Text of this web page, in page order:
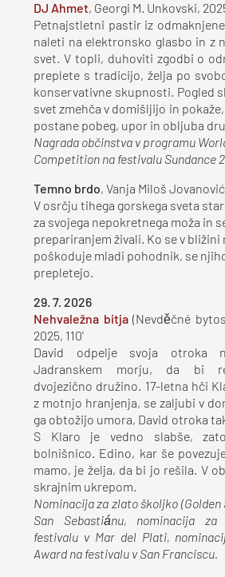
DJ Ahmet, Georgi M. Unkovski,
Petnajstletni pastir iz
naleti na elektronsko glasbo in z
svet. V topli, duhoviti zgodbi o
preplete s tradicijo, želja po
konservativne skupnosti. Pogled
svet zmehča v domišljijo in
postane pobeg, upor in obljuba
Nagrada občinstva v programu
Competition na festivalu Sundance
Temno brdo, Vanja Miloš
V osrčju tihega gorskega sveta
za svojega nepokretnega moža in
prepariranjem živali. Ko se v bližini
poškoduje mladi pohodnik, se
prepletejo.
29. 7. 2026
Nehvaležna bitja (Nevděčné
2025, 110'
David odpelje svoja otroka
Jadranskem morju, da bi
dvojezično družino. 17-letna hči
z motnjo hranjenja, se zaljubi v
ga obtožijo umora, David otroka
S Klaro je vedno slabše,
bolnišnico. Edino, kar še
mamo, je želja, da bi jo rešila. V
skrajnim ukrepom.
Nominacija za zlato školjko (Golden
San Sebastiánu, nominacija
festivalu v Mar del Plati,
Award na festivalu v San Franciscu.